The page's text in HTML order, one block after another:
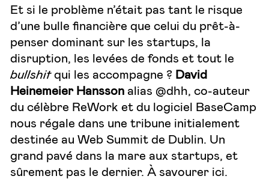
Et si le problème n’était pas tant le risque
d’une bulle financière que celui du prêt-à-
penser dominant sur les startups, la
disruption, les levées de fonds et tout le
bullshitqui les accompagne ? David
Heinemeier Hansson alias @dhh, co-auteur
du célèbre ReWork et du logiciel BaseCamp
nous régale dans une tribune initialement
destinée au Web Summit de Dublin. Un
grand pavé dans la mare aux startups, et
sûrement pas le dernier. À savourer ici